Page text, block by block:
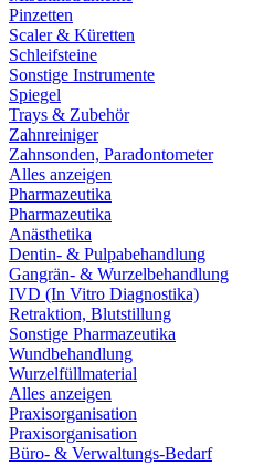
Pinzetten
Scaler & Küretten
Schleifsteine
Sonstige Instrumente
Spiegel
Trays & Zubehör
Zahnreiniger
Zahnsonden, Paradontometer
Alles anzeigen
Pharmazeutika
Pharmazeutika
Anästhetika
Dentin- & Pulpabehandlung
Gangrän- & Wurzelbehandlung
IVD (In Vitro Diagnostika)
Retraktion, Blutstillung
Sonstige Pharmazeutika
Wundbehandlung
Wurzelfüllmaterial
Alles anzeigen
Praxisorganisation
Praxisorganisation
Büro- & Verwaltungs-Bedarf